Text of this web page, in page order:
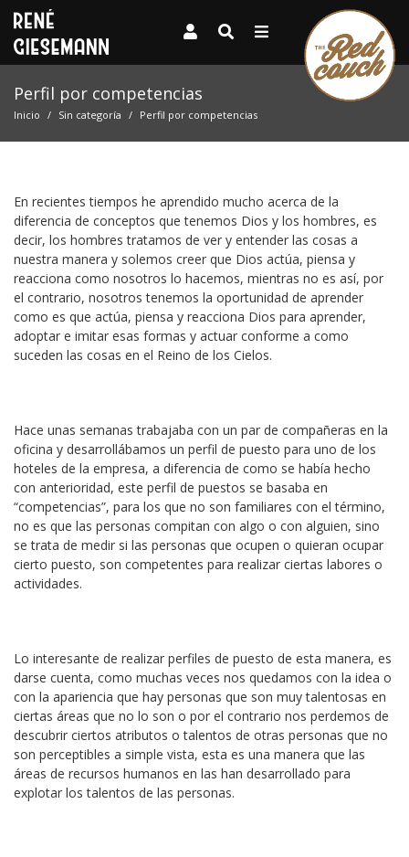
Perfil por competencias
Inicio Sin categoría Perfil por competencias
En recientes tiempos he aprendido mucho acerca de la
diferencia de conceptos que tenemos Dios y los hombres, es
decir, los hombres tratamos de ver y entender las cosas a
nuestra manera y solemos creer que Dios actúa, piensa y
reacciona como nosotros lo hacemos, mientras no es así, por
el contrario, nosotros tenemos la oportunidad de aprender
como es que actúa, piensa y reacciona Dios para aprender,
adoptar e imitar esas formas y actuar conforme a como
suceden las cosas en el Reino de los Cielos.
Hace unas semanas trabajaba con un par de compañeras en la
oficina y desarrollábamos un perfil de puesto para uno de los
hoteles de la empresa, a diferencia de como se había hecho
con anterioridad, este perfil de puestos se basaba en
“competencias”, para los que no son familiares con el término,
no es que las personas compitan con algo o con alguien, sino
se trata de medir si las personas que ocupen o quieran ocupar
cierto puesto, son competentes para realizar ciertas labores o
actividades.
Lo interesante de realizar perfiles de puesto de esta manera, es
darse cuenta, como muchas veces nos quedamos con la idea o
con la apariencia que hay personas que son muy talentosas en
ciertas áreas que no lo son o por el contrario nos perdemos de
descubrir ciertos atributos o talentos de otras personas que no
son perceptibles a simple vista, esta es una manera que las
áreas de recursos humanos en las han desarrollado para
explotar los talentos de las personas.